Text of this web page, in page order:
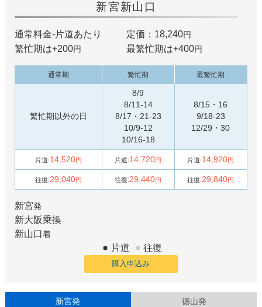
新宮新山口
通常料金-片道あたり 定価：18,240円
繁忙期は+200円 最繁忙期は+400円
通常期 繁忙期 最繁忙期
繁忙期以外の日
8/9
8/11-14
8/17・21-23
10/9-12
10/16-18
8/15・16
9/18-23
12/29・30
片道:14,520円 片道:14,720円 片道:14,920円
往復:29,040円 往復:29,440円 往復:29,840円
新宮発
新大阪乗換
新山口着
片道 往復
購入申込み
新宮発 徳山発